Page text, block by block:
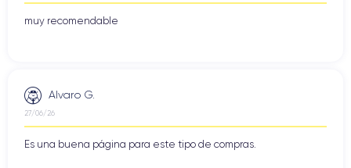
muy recomendable
Alvaro G.
27/06/26
Es una buena página para este tipo de compras.